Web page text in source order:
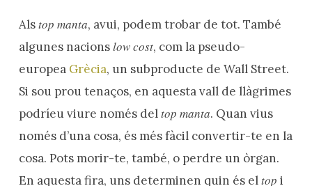
Alstop manta, avui, podem trobar de tot. També
algunes nacionslow cost, com la pseudo-
europea Grècia, un subproducte de Wall Street.
Si sou prou tenaços, en aquesta vall de llàgrimes
podríeu viure només deltop manta. Quan vius
només d’una cosa, és més fàcil convertir-te en la
cosa. Pots morir-te, també, o perdre un òrgan.
En aquesta fira, uns determinen quin és eltop i